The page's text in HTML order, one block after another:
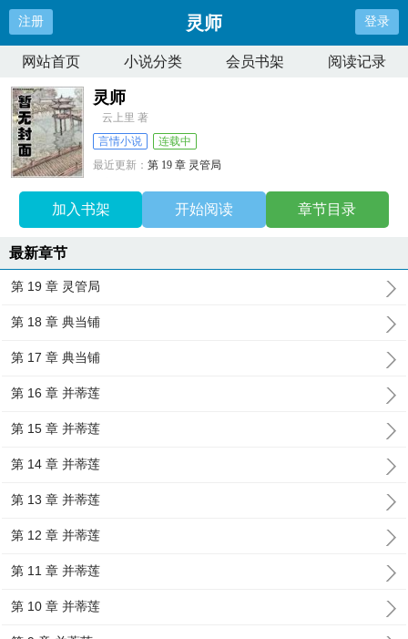
注册 灵师 登录
网站首页 小说分类 会员书架 阅读记录
灵师
云上里 著
言情小说
连载中
最近更新：第 19 章 灵管局
加入书架 开始阅读 章节目录
最新章节
第 19 章 灵管局
第 18 章 典当铺
第 17 章 典当铺
第 16 章 并蒂莲
第 15 章 并蒂莲
第 14 章 并蒂莲
第 13 章 并蒂莲
第 12 章 并蒂莲
第 11 章 并蒂莲
第 10 章 并蒂莲